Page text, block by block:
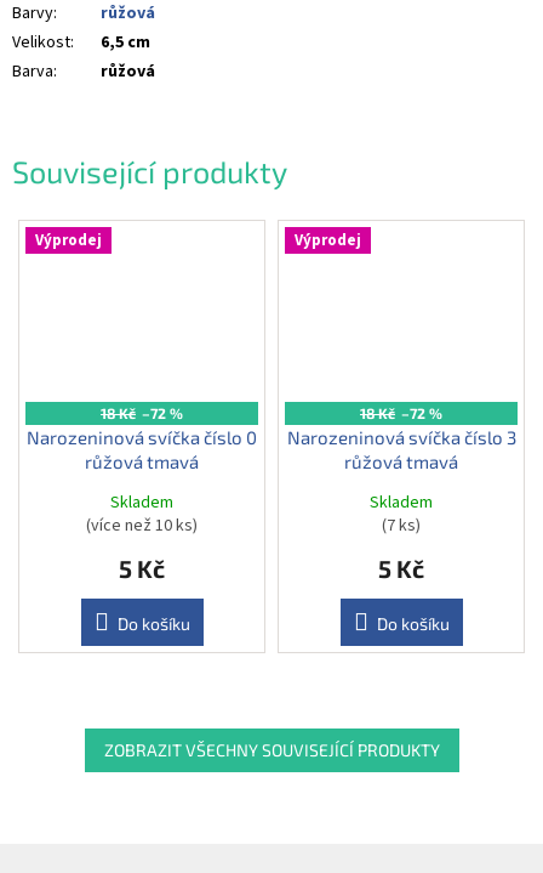
Související produkty
Výprodej
18 Kč –72 %
Narozeninová svíčka číslo 0
růžová tmavá
Skladem
(více než 10 ks)
5 Kč
Do košíku
Výprodej
18 Kč –72 %
Narozeninová svíčka číslo 3
růžová tmavá
Skladem
(7 ks)
5 Kč
Do košíku
ZOBRAZIT VŠECHNY SOUVISEJÍCÍ PRODUKTY
Barvy:
růžová
Velikost:
6,5 cm
Barva: růžová